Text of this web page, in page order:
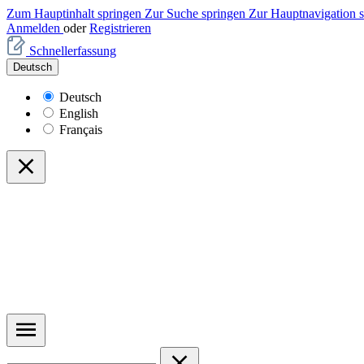
Zum Hauptinhalt springen Zur Suche springen Zur Hauptnavigation
Anmelden oder Registrieren
Schnellerfassung
Deutsch
Deutsch
English
Français